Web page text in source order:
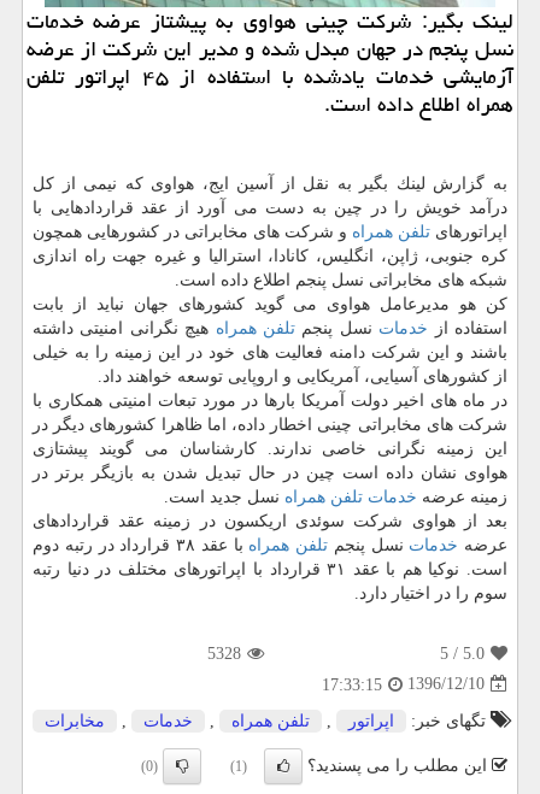
لینك بگیر: شركت چینی هواوی به پیشتاز عرضه خدمات
نسل پنجم در جهان مبدل شده و مدیر این شركت از عرضه
آزمایشی خدمات یادشده با استفاده از ۴۵ اپراتور تلفن
همراه اطلاع داده است.
به گزارش لینك بگیر به نقل از آسین ایج، هواوی كه نیمی از كل
درآمد خویش را در چین به دست می آورد از عقد قراردادهایی با
اپراتورهای تلفن همراه و شركت های مخابراتی در كشورهایی همچون
كره جنوبی، ژاپن، انگلیس، كانادا، استرالیا و غیره جهت راه اندازی
شبكه های مخابراتی نسل پنجم اطلاع داده است.
كن هو مدیرعامل هواوی می گوید كشورهای جهان نباید از بابت
استفاده از خدمات نسل پنجم تلفن همراه هیچ نگرانی امنیتی داشته
باشند و این شركت دامنه فعالیت های خود در این زمینه را به خیلی
از كشورهای آسیایی، آمریكایی و اروپایی توسعه خواهند داد.
در ماه های اخیر دولت آمریكا بارها در مورد تبعات امنیتی همكاری با
شركت های مخابراتی چینی اخطار داده، اما ظاهرا كشورهای دیگر در
این زمینه نگرانی خاصی ندارند. كارشناسان می گویند پیشتازی
هواوی نشان داده است چین در حال تبدیل شدن به بازیگر برتر در
زمینه عرضه خدمات تلفن همراه نسل جدید است.
بعد از هواوی شركت سوئدی اریكسون در زمینه عقد قراردادهای
عرضه خدمات نسل پنجم تلفن همراه
با عقد ۳۸ قرارداد در رتبه دوم
است. نوكیا هم با عقد ۳۱ قرارداد با اپراتورهای مختلف در دنیا رتبه
سوم را در اختیار دارد.
5.0
/ 5
5328
1396/12/10
17:33:15
تگهای خبر:
اپراتور , تلفن همراه , خدمات , مخابرات
این مطلب را می پسندید؟ (1)
(0)